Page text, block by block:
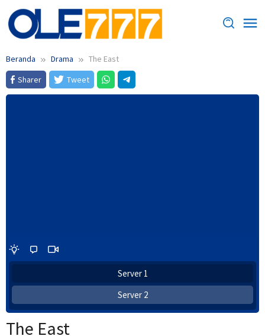
Loncat
ke
konten
Beranda Drama
The East
Sharer
Tweet
Server 1
Server 2
The East